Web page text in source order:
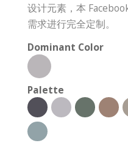
设计元素，本
需求进行完全定制。
Dominant Color
Palette